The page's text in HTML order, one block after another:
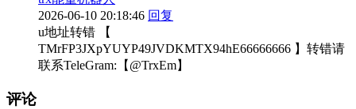
2026-06-10 20:18:46 回复
u地址转错 【
TMrFP3JXpYUYP49JVDKMTX94hE66666666 】转错请
联系TeleGram:【@TrxEm】
评论